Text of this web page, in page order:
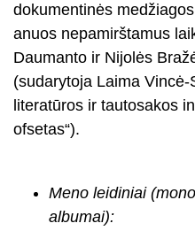
dokumentinės
anuos nepamirštamus
Daumanto ir Nijolės
(sudarytoja Laima
literatūros ir tautosakos
ofsetas“).
Meno leidiniai
albumai):